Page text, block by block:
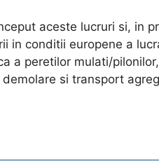
aceste lucruri si, in
in conditii europene a
a peretilor mulati/
si transport